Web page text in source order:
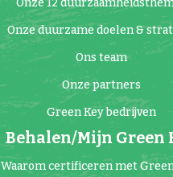
Onze 12
Onze duurzame doelen &
Ons team
Onze partners
Green Key bedrijven
Behalen/Mijn Green
Waarom certificeren met Green